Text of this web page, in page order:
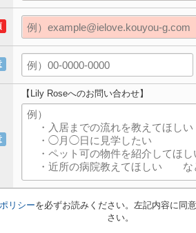
【Lily Roseへのお問い合わせ】
リシーを必ずお読みください。左記内容に同
さい。